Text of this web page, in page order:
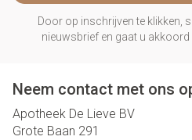
Door op inschrijven te klikken,
nieuwsbrief en gaat u
Neem contact met ons
Apotheek De Lieve BV
Grote Baan 291